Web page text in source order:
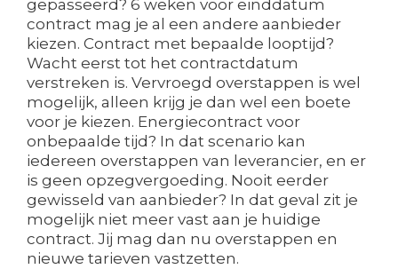
gepasseerd? 6 weken voor einddatum
contract mag je al een andere aanbieder
kiezen. Contract met bepaalde looptijd?
Wacht eerst tot het contractdatum
verstreken is. Vervroegd overstappen is wel
mogelijk, alleen krijg je dan wel een boete
voor je kiezen. Energiecontract voor
onbepaalde tijd? In dat scenario kan
iedereen overstappen van leverancier, en er
is geen opzegvergoeding. Nooit eerder
gewisseld van aanbieder? In dat geval zit je
mogelijk niet meer vast aan je huidige
contract. Jij mag dan nu overstappen en
nieuwe tarieven vastzetten.